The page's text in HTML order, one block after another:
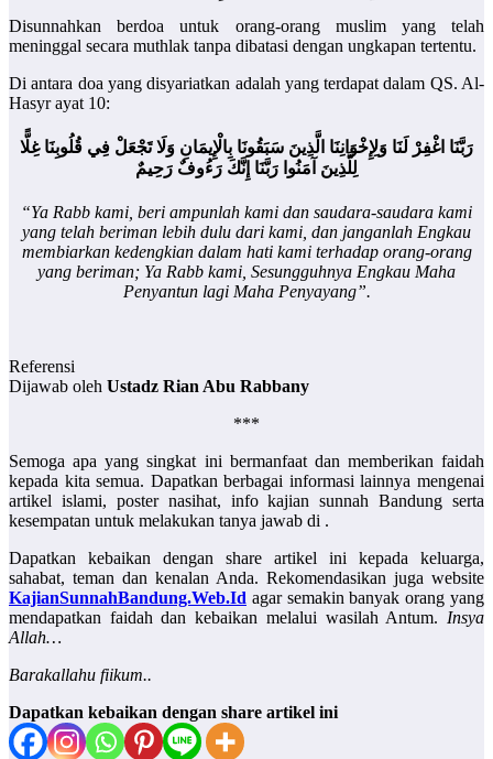
Disunnahkan berdoa untuk orang-orang muslim yang telah
meninggal secara muthlak tanpa dibatasi dengan ungkapan tertentu.
Di antara doa yang disyariatkan adalah yang terdapat dalam QS. Al-
Hasyr ayat 10:
رَبَّنَا اغْفِرْ لَنَا وَلِإِخْوَانِنَا الَّذِينَ سَبَقُونَا بِالْإِيمَانِ وَلَا تَجْعَلْ فِي قُلُوبِنَا غِلًّا
لِلَّذِينَ آمَنُوا رَبَّنَا إِنَّكَ رَءُوفٌ رَحِيمٌ
“Ya Rabb kami, beri ampunlah kami dan saudara-saudara kami
yang telah beriman lebih dulu dari kami, dan janganlah Engkau
membiarkan kedengkian dalam hati kami terhadap orang-orang
yang beriman; Ya Rabb kami, Sesungguhnya Engkau Maha
Penyantun lagi Maha Penyayang”.
Referensi
Dijawab oleh Ustadz Rian Abu Rabbany
***
Semoga apa yang singkat ini bermanfaat dan memberikan faidah
kepada kita semua. Dapatkan berbagai informasi lainnya mengenai
artikel islami, poster nasihat, info kajian sunnah Bandung serta
kesempatan untuk melakukan tanya jawab di .
Dapatkan kebaikan dengan share artikel ini kepada keluarga,
sahabat, teman dan kenalan Anda. Rekomendasikan juga website
KajianSunnahBandung.Web.Id agar semakin banyak orang yang
mendapatkan faidah dan kebaikan melalui wasilah Antum. Insya
Allah…
Barakallahu fiikum..
Dapatkan kebaikan dengan share artikel ini